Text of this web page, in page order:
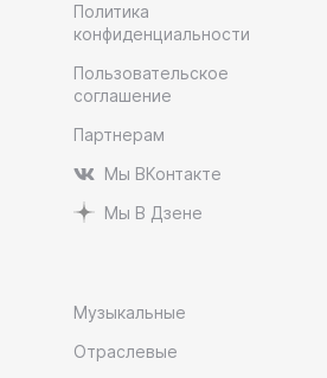
Политика
конфиденциальности
Пользовательское
соглашение
Партнерам
Мы ВКонтакте
Мы В Дзене
Музыкальные
Отраслевые